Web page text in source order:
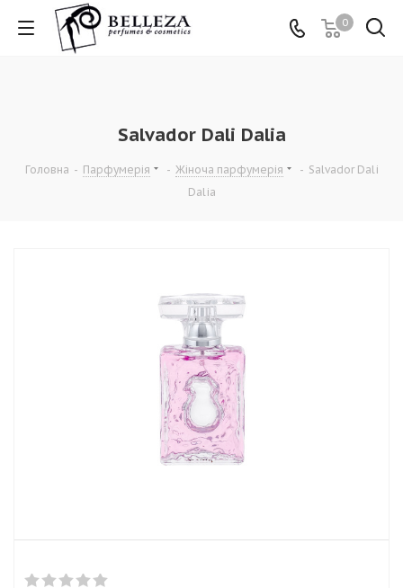
0
Salvador Dali Dalia
Головна - Парфумерія - Жіноча парфумерія - Salvador Dali
Dalia